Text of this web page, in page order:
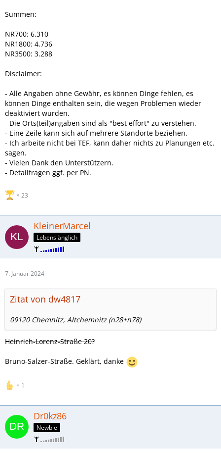
Summen:
NR700: 6.310
NR1800: 4.736
NR3500: 3.288
Disclaimer:
- Alle Angaben ohne Gewähr, es können Dinge fehlen, es
können Dinge enthalten sein, die wegen Problemen wieder
deaktiviert wurden.
- Die Orts(teil)angaben sind als "best effort" zu verstehen.
- Eine Zeile kann sich auf mehrere Standorte beziehen.
- Ich arbeite nicht bei TEF, kann daher nichts zu Planungen etc.
sagen.
- Vielen Dank den Unterstützern.
- Detailfragen ggf. per PN.
23
KleinerMarcel
Lebenslänglich
7. Januar 2024
Zitat von dw4817
09120 Chemnitz, Altchemnitz (n28+n78)
Heinrich-Lorenz-Straße 20?
Bruno-Salzer-Straße. Geklärt, danke
1
Dr0kz86
Newbie